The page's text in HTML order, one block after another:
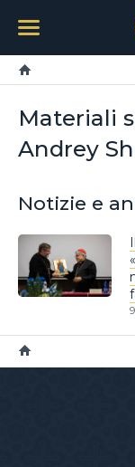
Materiali
Andrey
Notizie e